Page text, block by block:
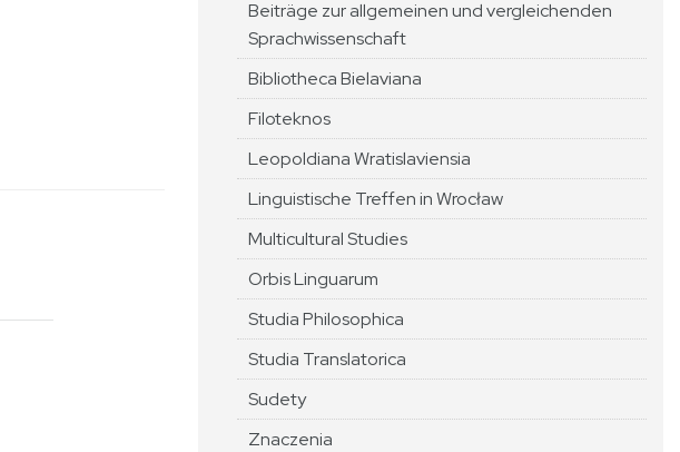
Beiträge zur allgemeinen und vergleichenden
Sprachwissenschaft
Bibliotheca Bielaviana
Filoteknos
Leopoldiana Wratislaviensia
Linguistische Treffen in Wrocław
Multicultural Studies
Orbis Linguarum
Studia Philosophica
Studia Translatorica
Sudety
Znaczenia